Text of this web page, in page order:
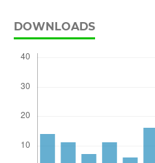
DOWNLOADS